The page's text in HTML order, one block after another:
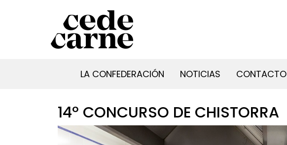
LA CONFEDERACIÓN NOTICIAS CONTACTO
14º CONCURSO DE CHISTORRA